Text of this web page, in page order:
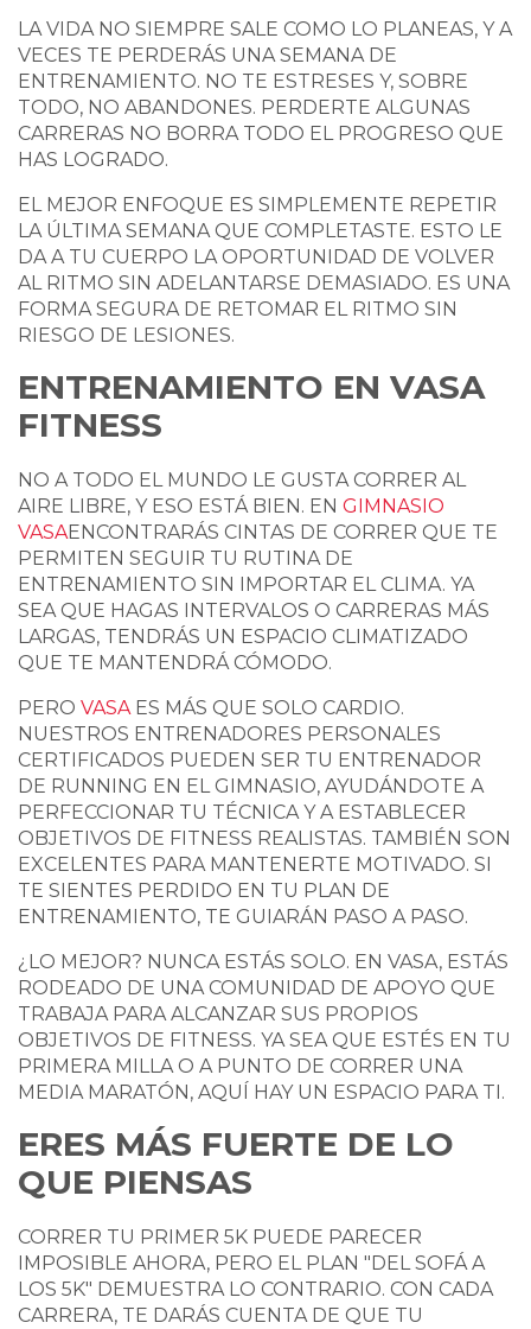
LA VIDA NO SIEMPRE SALE COMO LO PLANEAS, Y A
VECES TE PERDERÁS UNA SEMANA DE
ENTRENAMIENTO. NO TE ESTRESES Y, SOBRE
TODO, NO ABANDONES. PERDERTE ALGUNAS
CARRERAS NO BORRA TODO EL PROGRESO QUE
HAS LOGRADO.
EL MEJOR ENFOQUE ES SIMPLEMENTE REPETIR
LA ÚLTIMA SEMANA QUE COMPLETASTE. ESTO LE
DA A TU CUERPO LA OPORTUNIDAD DE VOLVER
AL RITMO SIN ADELANTARSE DEMASIADO. ES UNA
FORMA SEGURA DE RETOMAR EL RITMO SIN
RIESGO DE LESIONES.
ENTRENAMIENTO EN VASA
FITNESS
NO A TODO EL MUNDO LE GUSTA CORRER AL
AIRE LIBRE, Y ESO ESTÁ BIEN. EN GIMNASIO
VASAENCONTRARÁS CINTAS DE CORRER QUE TE
PERMITEN SEGUIR TU RUTINA DE
ENTRENAMIENTO SIN IMPORTAR EL CLIMA. YA
SEA QUE HAGAS INTERVALOS O CARRERAS MÁS
LARGAS, TENDRÁS UN ESPACIO CLIMATIZADO
QUE TE MANTENDRÁ CÓMODO.
PERO VASAES MÁS QUE SOLO CARDIO.
NUESTROS ENTRENADORES PERSONALES
CERTIFICADOS PUEDEN SER TU ENTRENADOR
DE RUNNING EN EL GIMNASIO, AYUDÁNDOTE A
PERFECCIONAR TU TÉCNICA Y A ESTABLECER
OBJETIVOS DE FITNESS REALISTAS. TAMBIÉN SON
EXCELENTES PARA MANTENERTE MOTIVADO. SI
TE SIENTES PERDIDO EN TU PLAN DE
ENTRENAMIENTO, TE GUIARÁN PASO A PASO.
¿LO MEJOR? NUNCA ESTÁS SOLO. EN VASA, ESTÁS
RODEADO DE UNA COMUNIDAD DE APOYO QUE
TRABAJA PARA ALCANZAR SUS PROPIOS
OBJETIVOS DE FITNESS. YA SEA QUE ESTÉS EN TU
PRIMERA MILLA O A PUNTO DE CORRER UNA
MEDIA MARATÓN, AQUÍ HAY UN ESPACIO PARA TI.
ERES MÁS FUERTE DE LO
QUE PIENSAS
CORRER TU PRIMER 5K PUEDE PARECER
IMPOSIBLE AHORA, PERO EL PLAN "DEL SOFÁ A
LOS 5K" DEMUESTRA LO CONTRARIO. CON CADA
CARRERA, TE DARÁS CUENTA DE QUE TU